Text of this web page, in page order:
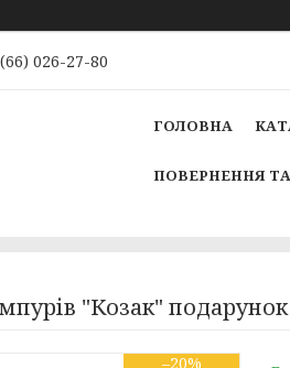
026-27-80
ГОЛОВНА
ПОВЕРНЕННЯ
"Козак"
–20%